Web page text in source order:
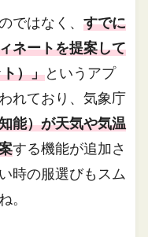
ではなく、すでに
ネートを提案して
）」というアプ
れており、気象庁
能）が天気や気温
する機能が追加さ
時の服選びもスム
。